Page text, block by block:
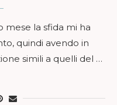
mese la sfida mi ha
quindi avendo in
simili a quelli del …